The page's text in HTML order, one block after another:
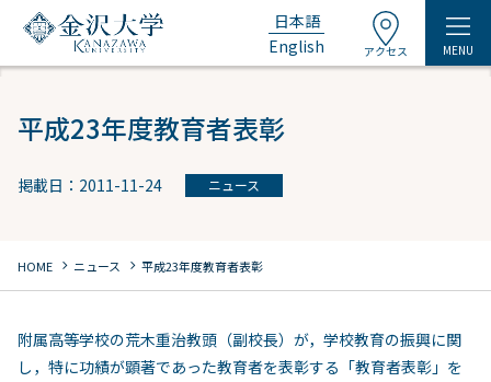
日本語
English
アクセス MENU
平成23年度教育者表彰
掲載日：2011-11-24 ニュース
HOME chevron_right ニュース chevron_right 平成23年度教育者表彰
附属高等学校の荒木重治教頭（副校長）が，学校教育の振興に関
し，特に功績が顕著であった教育者を表彰する「教育者表彰」を